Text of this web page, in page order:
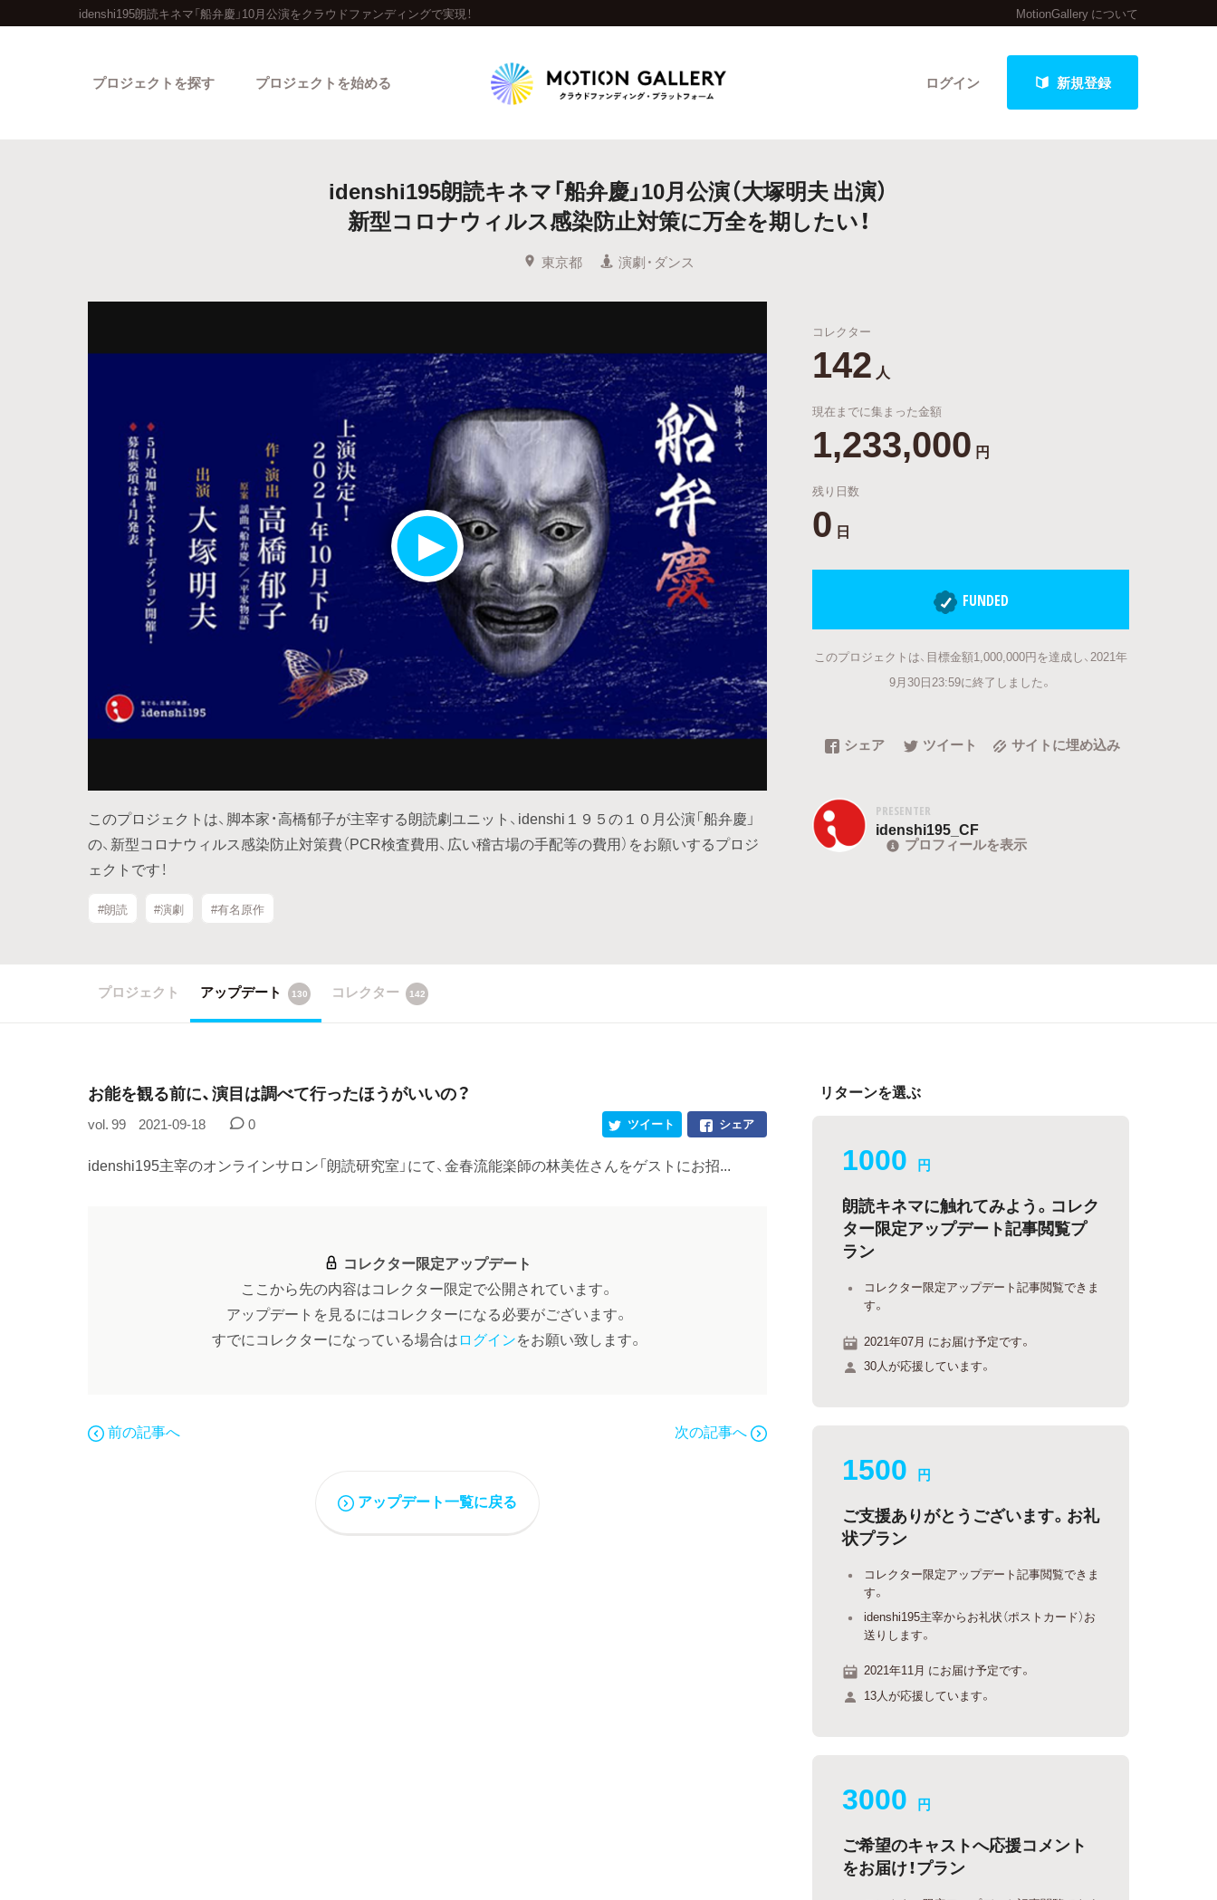
idenshi195朗読キネマ「船弁慶」10月公演をクラウドファンディングで実現！ MotionGallery について
ログイン 新規登録
プロジェクトを探す
人気のプロジェクト 新着プロジェクト 終了間近のプロジェクト
Feature
カテゴリーから探す タグから探す キュレーターから探す 特集から探す
Legendary
最新達成プロジェクト 調達額が大きいプロジェクト
プロジェクトを始める
idenshi195朗読キネマ「船弁慶」10月公演（大塚明夫 出演）
新型コロナウィルス感染防止対策に万全を期したい！
東京都 演劇・ダンス
このプロジェクトは、脚本家・高橋郁子が主宰する朗読劇ユニット、idenshi１９５の１０月公演「船弁慶」
の、新型コロナウィルス感染防止対策費（PCR検査費用、広い稽古場の手配等の費用）をお願いするプロジ
ェクトです！
#朗読 #演劇 #有名原作
コレクター
142 人
現在までに集まった金額
1,233,000 円
残り日数
0 日
FUNDED
このプロジェクトは、目標金額1,000,000円を達成し、2021年
9月30日23:59に終了しました。
シェア ツイート サイトに埋め込み
PRESENTER
idenshi195_CF
プロフィールを表示
プロジェクト アップデート 130 コレクター 142
お能を観る前に、演目は調べて行ったほうがいいの？
vol. 99 2021-09-18 0 シェア
ツイート
idenshi195主宰のオンラインサロン「朗読研究室」にて、金春流能楽師の林美佐さんをゲストにお招...
コレクター限定アップデート
ここから先の内容はコレクター限定で公開されています。
アップデートを見るにはコレクターになる必要がございます。
すでにコレクターになっている場合はログインをお願い致します。
前の記事へ 次の記事へ
アップデート一覧に戻る
リターンを選ぶ
1000 円
朗読キネマに触れてみよう。コレク
ター限定アップデート記事閲覧プ
ラン
コレクター限定アップデート記事閲覧できま
す。
2021年07月 にお届け予定です。
30人が応援しています。
1500 円
ご支援ありがとうございます。お礼
状プラン
コレクター限定アップデート記事閲覧できま
す。
idenshi195主宰からお礼状（ポストカード）お
送りします。
2021年11月 にお届け予定です。
13人が応援しています。
3000 円
ご希望のキャストへ応援コメント
をお届け！プラン